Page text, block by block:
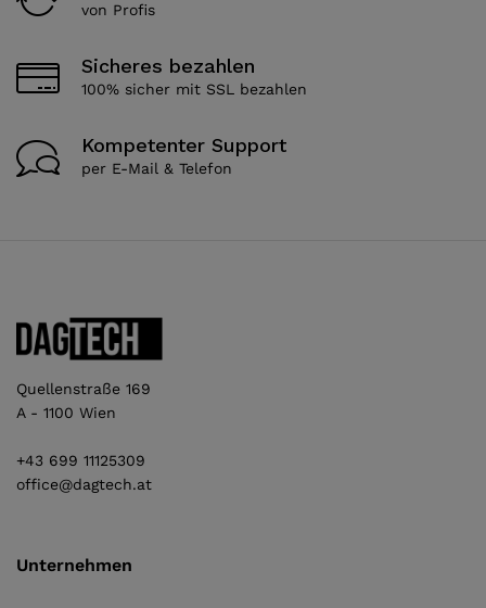
von Profis
Sicheres bezahlen
100% sicher mit SSL bezahlen
Kompetenter Support
per E-Mail & Telefon
Quellenstraße 169
A - 1100 Wien
+43 699 11125309
office@dagtech.at
Unternehmen